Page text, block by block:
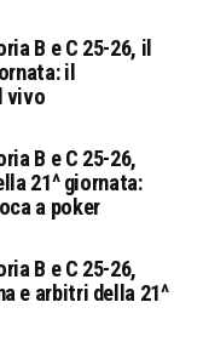
B e C 25-26, il
il
vivo
B e C 25-26,
21^ giornata:
a poker
B e C 25-26,
e arbitri della 21^